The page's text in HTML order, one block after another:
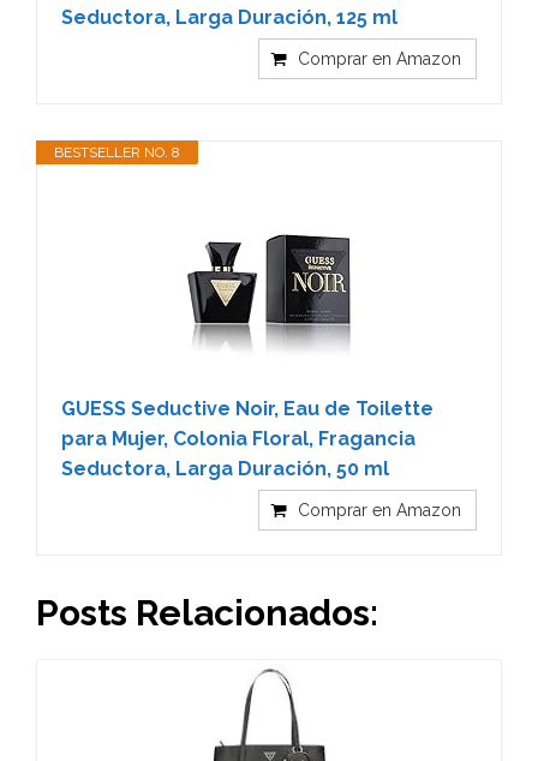
Seductora, Larga Duración, 125 ml
Comprar en Amazon
BESTSELLER NO. 8
GUESS Seductive Noir, Eau de Toilette
para Mujer, Colonia Floral, Fragancia
Seductora, Larga Duración, 50 ml
Comprar en Amazon
Posts Relacionados: